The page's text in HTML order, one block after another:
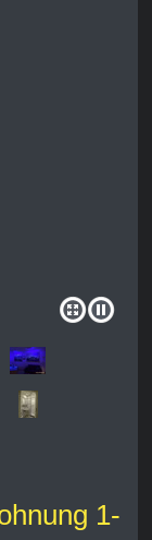
1-